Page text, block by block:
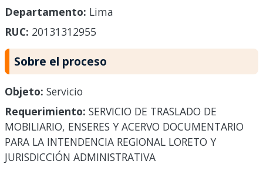
Departamento: Lima
RUC: 20131312955
Sobre el proceso
Objeto: Servicio
Requerimiento: SERVICIO DE TRASLADO DE
MOBILIARIO, ENSERES Y ACERVO DOCUMENTARIO
PARA LA INTENDENCIA REGIONAL LORETO Y
JURISDICCIÓN ADMINISTRATIVA